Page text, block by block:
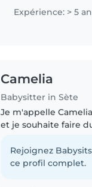
une aide aux devoirs
Expérience: > 5
Camelia
Babysitter in Sète
Je m'appelle
et je souhaite faire
responsable, j'aime
des enfants et
Rejoignez
ce profil complet.